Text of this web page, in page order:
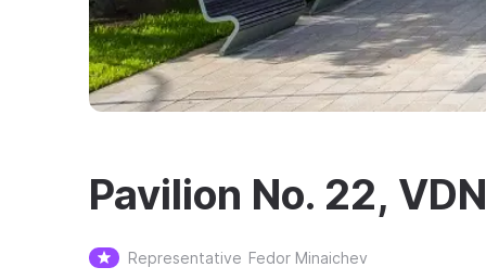
Pavilion No. 22,
Representative Fedor Minaichev